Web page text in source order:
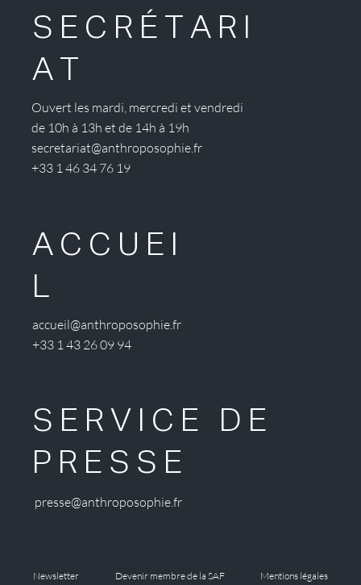
SECRÉTARI
AT
Ouvert les mardi, mercredi et vendredi
de 10h à 13h et de 14h à 19h
secretariat@anthroposophie.fr
+33 1 46 34 76 19
ACCUEI
L
accueil@anthroposophie.fr
+33 1 43 26 09 94
SERVICE DE
PRESSE
presse@anthroposophie.fr
Newsletter Devenir membre de la SAF Mentions légales